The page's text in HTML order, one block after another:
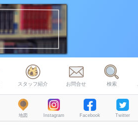
スタッフ紹介 お問合せ 検索
地図 Instagram Facebook Twitter